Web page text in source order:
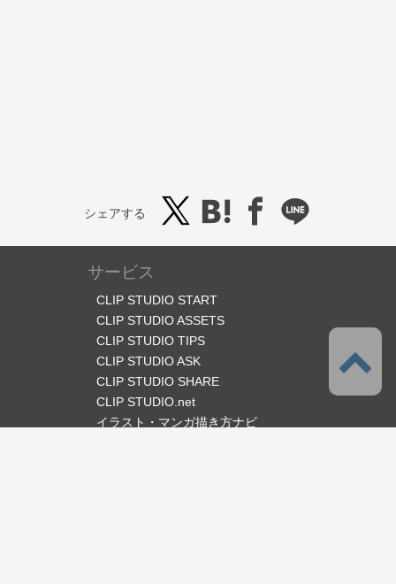
シェアする
サービス
CLIP STUDIO START
CLIP STUDIO ASSETS
CLIP STUDIO TIPS
CLIP STUDIO ASK
CLIP STUDIO SHARE
CLIP STUDIO.net
イラスト・マンガ描き方ナビ